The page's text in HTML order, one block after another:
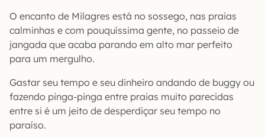
O encanto de Milagres está no sossego, nas praias
calminhas e com pouquíssima gente, no passeio de
jangada que acaba parando em alto mar perfeito
para um mergulho.
Gastar seu tempo e seu dinheiro andando de buggy ou
fazendo pinga-pinga entre praias muito parecidas
entre si é um jeito de desperdiçar seu tempo no
paraíso.